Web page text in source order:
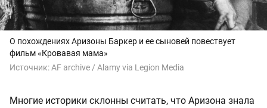
О похождениях Аризоны Баркер и ее сыновей повествует
фильм «Кровавая мама»
Источник:AF archive / Alamy via Legion Media
Многие историки склонны считать, что Аризона знала